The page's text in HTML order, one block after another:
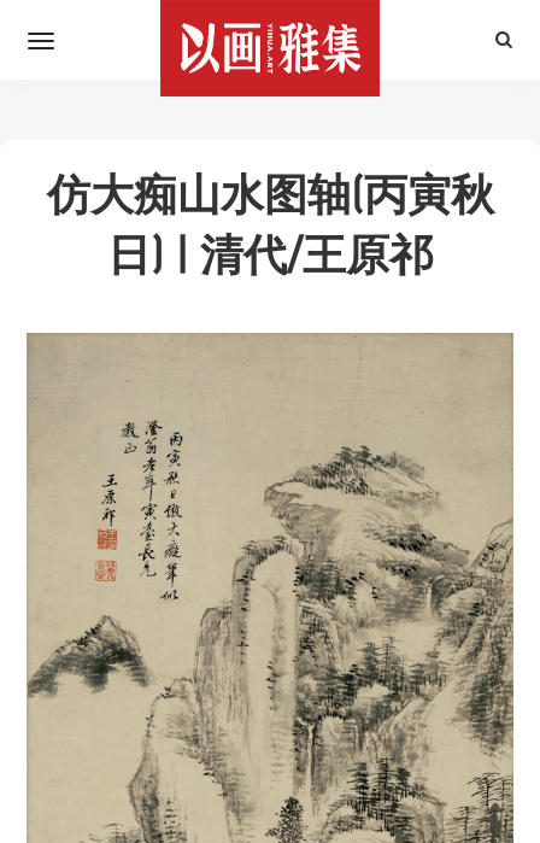
仿大痴山水图轴(丙寅秋
日) | 清代/王原祁